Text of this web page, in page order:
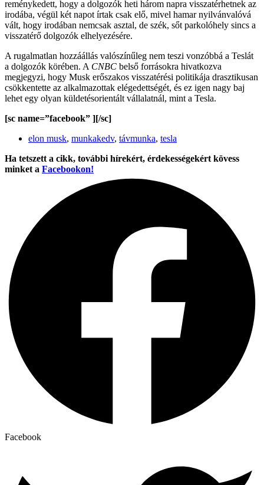
reménykedett, hogy a dolgozók heti három napra visszatérhetnek az
irodába, végül két napot írtak csak elő, mivel hamar nyilvánvalóvá
vált, hogy irodában nemcsak asztal, de szék, sőt parkolóhely sincs a
visszatérő dolgozók elhelyezésére.
A rugalmatlan hozzáállás valószínűleg nem teszi vonzóbbá a Teslát
a dolgozók körében. A CNBC belső forrásokra hivatkozva
megjegyzi, hogy Musk erőszakos visszatérési politikája drasztikusan
csökkentette az alkalmazottak elégedettségét, és ez igen nagy baj
lehet egy olyan küldetésorientált vállalatnál, mint a Tesla.
[sc name=”facebook” ][/sc]
elon musk, munkakedv, távmunka, tesla
Ha tetszett a cikk, további hírekért, érdekességekért kövess
minket a Facebookon!
Facebook